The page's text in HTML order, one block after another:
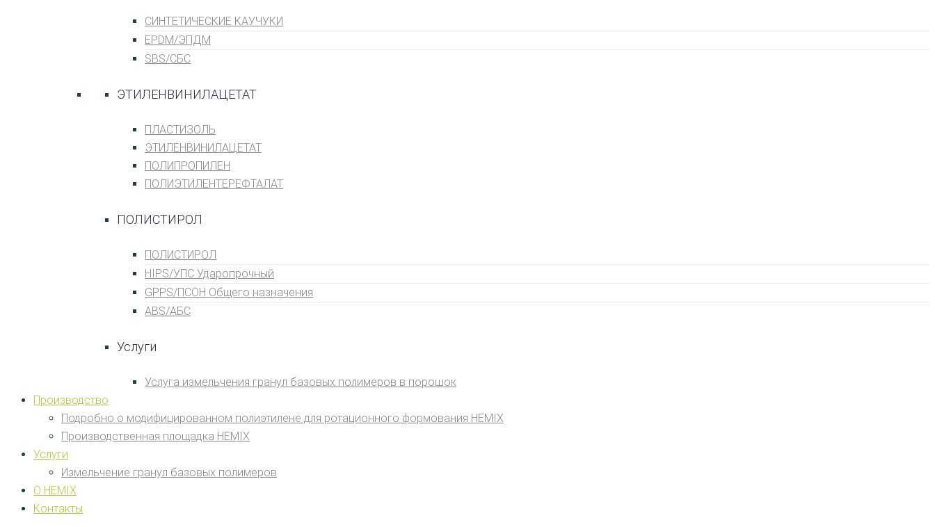
СИНТЕТИЧЕСКИЕ КАУЧУКИ
EPDM/ЭПДМ
SBS/СБС
ЭТИЛЕНВИНИЛАЦЕТАТ
ПЛАСТИЗОЛЬ
ЭТИЛЕНВИНИЛАЦЕТАТ
ПОЛИПРОПИЛЕН
ПОЛИЭТИЛЕНТЕРЕФТАЛАТ
ПОЛИСТИРОЛ
ПОЛИСТИРОЛ
HIPS/УПС Ударопрочный
GPPS/ПСОН Общего назначения
ABS/АБС
Услуги
Услуга измельчения гранул базовых полимеров в порошок
Производство
Подробно о модифицированном полиэтилене для ротационного формования HEMIX
Производственная площадка HEMIX
Услуги
Измельчение гранул базовых полимеров
О HEMIX
Контакты